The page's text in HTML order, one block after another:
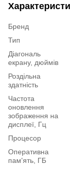
Бренд
Тип
Діагональ
екрану, дюймів
Роздільна
здатність
Частота
оновлення
зображення на
дисплеї, Гц
Процесор
Оперативна
пам'ять, ГБ